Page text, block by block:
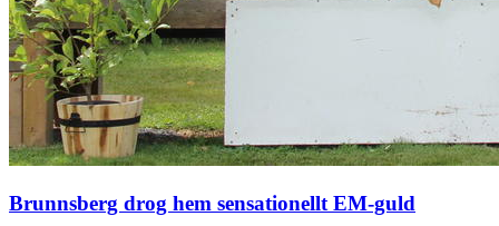
Brunnsberg drog hem sensationellt EM-guld